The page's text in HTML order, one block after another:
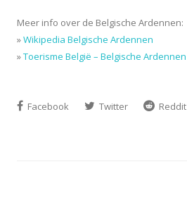
Meer info over de Belgische Ardennen:
»Wikipedia Belgische Ardennen
»Toerisme België – Belgische Ardennen
Facebook Twitter Reddit